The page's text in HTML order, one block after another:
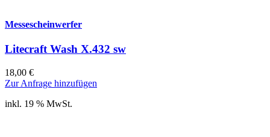
Messescheinwerfer
Litecraft Wash X.432 sw
18,00 €
Zur Anfrage hinzufügen
inkl. 19 % MwSt.